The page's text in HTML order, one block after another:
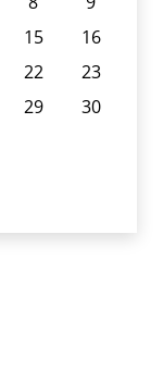
15
16
22
23
29
30